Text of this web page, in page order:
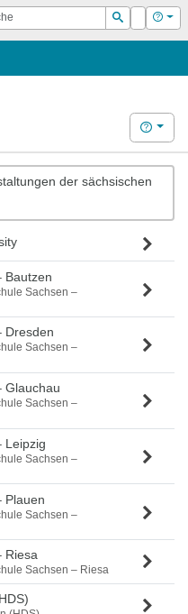
Suchen
Login Hilfe
Hilfe
der sächsischen
Bautzen
Sachsen –
Dresden
Sachsen –
Glauchau
Sachsen –
Leipzig
Sachsen –
Plauen
Sachsen –
Riesa
Sachsen – Riesa